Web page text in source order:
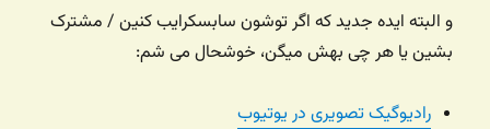
و البته ایده جدید که اگر توشون سابسکرایب کنین / مشترک
بشین یا هر چی بهش میگن، خوشحال می شم:
رادیوگیک تصویری در یوتیوب